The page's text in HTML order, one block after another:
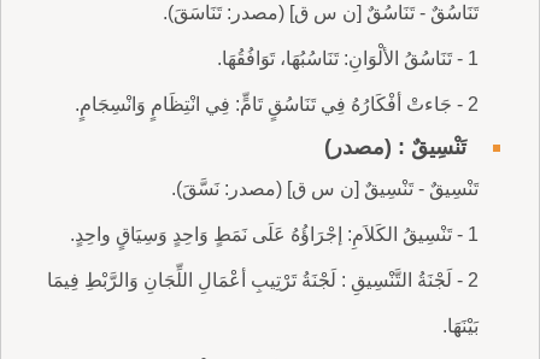
تَنَاسُقٌ - تَنَاسُقٌ [ن س ق] (مصدر: تَنَاسَقَ).
1 - تَنَاسُقُ الألْوَانِ: تَنَاسُبُهَا، تَوَافُقُهَا.
2 - جَاءتْ أفْكَارُهُ فِي تَنَاسُقٍ تَامٍّ: فِي انْتِظَامٍ وَانْسِجَامٍ.
تَنْسِيقٌ : (مصدر)
تَنْسِيقٌ - تَنْسِيقٌ [ن س ق] (مصدر: نَسَّقَ).
1 - تَنْسِيقُ الكَلاَمِ: إجْرَاؤُهُ عَلَى نَمَطٍ وَاحِدٍ وَسِيَاقٍ واحِدٍ.
2 - لَجْنَةُ التَّنْسِيقِ : لَجْنَةُ تَرْتِيبِ أعْمَالِ اللِّجَانِ وَالرَّبْطِ فِيمَا
بَيْنَهَا.